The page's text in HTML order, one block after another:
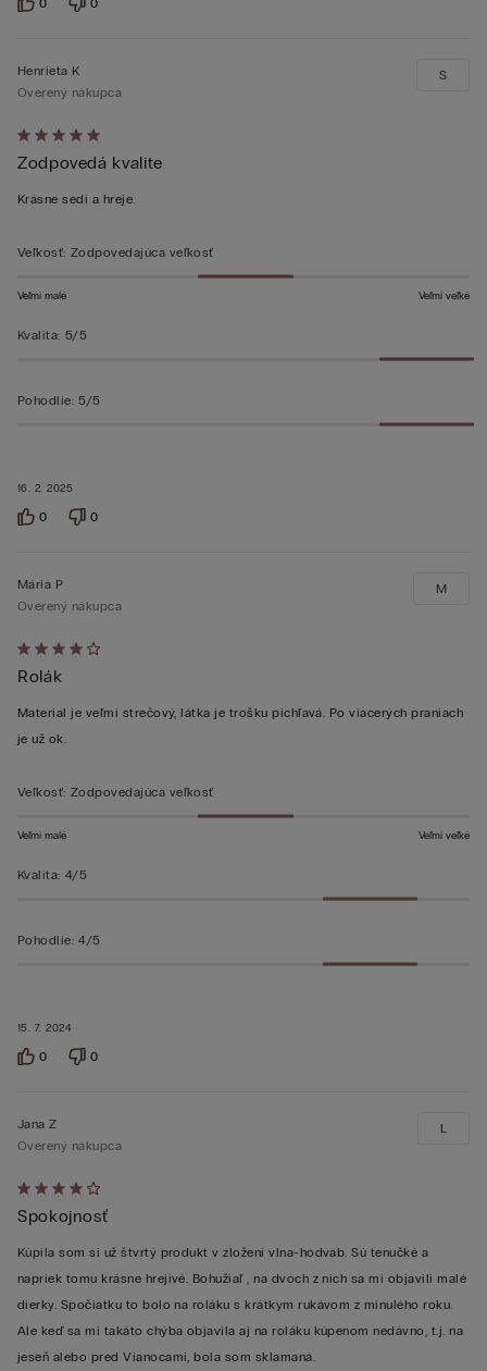
0 0
Hodnotenie:
5
z 5
16. 2. 2025
Henrieta K
Overený nákupca
Zodpovedá kvalite
Krásne sedí a hreje.
S
Veľkosť: Zodpovedajúca veľkosť
Veľmi malé Veľmi veľké
Kvalita: 5/5
Pohodlie: 5/5
0 0
Hodnotenie:
4
z 5
15. 7. 2024
Mária P
Overený nákupca
Rolák
Material je veľmi strečový, látka je trošku pichľavá. Po viacerých praniach
je už ok.
M
Veľkosť: Zodpovedajúca veľkosť
Veľmi malé Veľmi veľké
Kvalita: 4/5
Pohodlie: 4/5
0 0
Hodnotenie:
4
z 5
Jana Z
Overený nákupca
Spokojnosť
Kúpila som si už štvrtý produkt v zložení vlna-hodvab. Sú tenučké a
napriek tomu krásne hrejivé. Bohužiaľ , na dvoch z nich sa mi objavili malé
dierky. Spočiatku to bolo na roláku s krátkym rukávom z minulého roku.
Ale keď sa mi takáto chýba objavila aj na roláku kúpenom nedávno, t.j. na
jeseň alebo pred Vianocami, bola som sklamaná.
L